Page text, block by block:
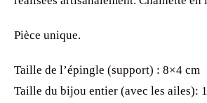
Pièce unique.
Taille de l’épingle (support) : 8×4 cm
Taille du bijou entier (avec les ailes):